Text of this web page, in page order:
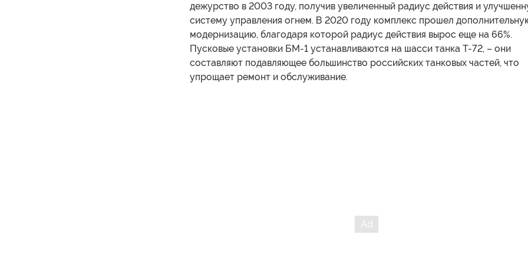
дежурство в 2003 году, получив увеличенный радиус действия и
систему управления огнем. В 2020 году комплекс прошел
модернизацию, благодаря которой радиус действия вырос еще на 66%.
Пусковые установки БМ-1 устанавливаются на шасси танка Т-72, – они
составляют подавляющее большинство российских танковых частей, что
упрощает ремонт и обслуживание.